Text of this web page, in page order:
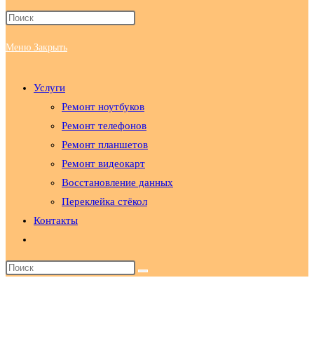
поиск
сайту
Меню Закрыть
Услуги
Ремонт ноутбуков
Ремонт телефонов
Ремонт планшетов
Ремонт видеокарт
Восстановление данных
Переклейка стёкол
Контакты
по